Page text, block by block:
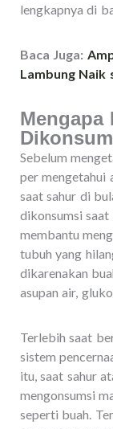
lengkapnya di
Baca Juga:
Lambung Naik
Sebelum
per mengetahui
saat sahur di
dikonsumsi
membantu
tubuh yang
dikarenakan
asupan air,
Terlebih saat
sistem
itu, saat sahur
mengonsumsi
seperti buah.